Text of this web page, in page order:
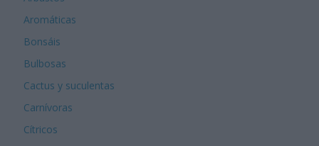
Aromáticas
Bonsáis
Bulbosas
Cactus y suculentas
Carnívoras
Cítricos